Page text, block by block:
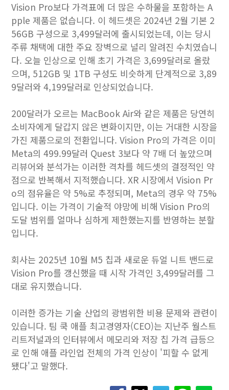
Vision Pro보다 가격표에 더 많은 수하물을 포함하는 A
pple 제품은 없습니다. 이 헤드셋은 2024년 2월 기본 2
56GB 구성으로 3,499달러에 출시되었는데, 이는 당시
주류 채택에 대한 주요 장벽으로 널리 알려진 수치였습니
다. 오늘 인상으로 인해 초기 가격은 3,699달러로 올랐
으며, 512GB 및 1TB 구성도 비슷하게 단계적으로 3,89
9달러와 4,199달러로 인상되었습니다.
200달러가 오르는 MacBook Air와 같은 제품은 당연히
소비자에게 달갑지 않은 변화이지만, 이는 거대한 시장을
가진 제품으로의 전환입니다. Vision Pro의 가격은 이미
Meta의 499.99달러 Quest 3보다 약 7배 더 높았으며
리뷰어와 분석가는 이러한 격차를 헤드셋의 결정적인 약
점으로 반복해서 지적했습니다. XR 시장에서 Vision Pr
o의 점유율은 약 5%로 추정되며, Meta의 경우 약 75%
입니다. 이는 가격이 기술적 야망에 비해 Vision Pro의
도달 범위를 얼마나 심하게 제한했는지를 반영하는 분할
입니다.
회사는 2025년 10월 M5 칩과 새로운 듀얼 니트 밴드로
Vision Pro를 갱신했을 때 시작 가격인 3,499달러를 그
대로 유지했습니다.
이러한 증가는 기술 산업의 광범위한 비용 문제와 관련이
있습니다. 팀 쿡 애플 최고경영자(CEO)는 지난주 월스트
리트저널과의 인터뷰에서 메모리와 저장 칩 가격 급등으
로 인해 애플 라인업 전체의 가격 인상이 '피할 수 없게
됐다'고 말했다.